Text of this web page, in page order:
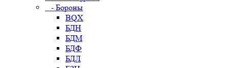
- Бороны
BQX
БДН
БДМ
БДФ
БДЛ